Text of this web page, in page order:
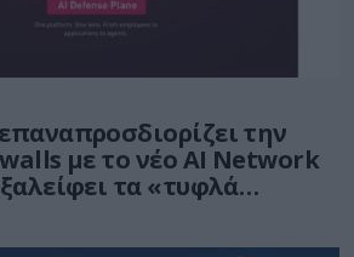
την
με το νέο AI Network
τα «τυφλά
Νοημοσύνης σε